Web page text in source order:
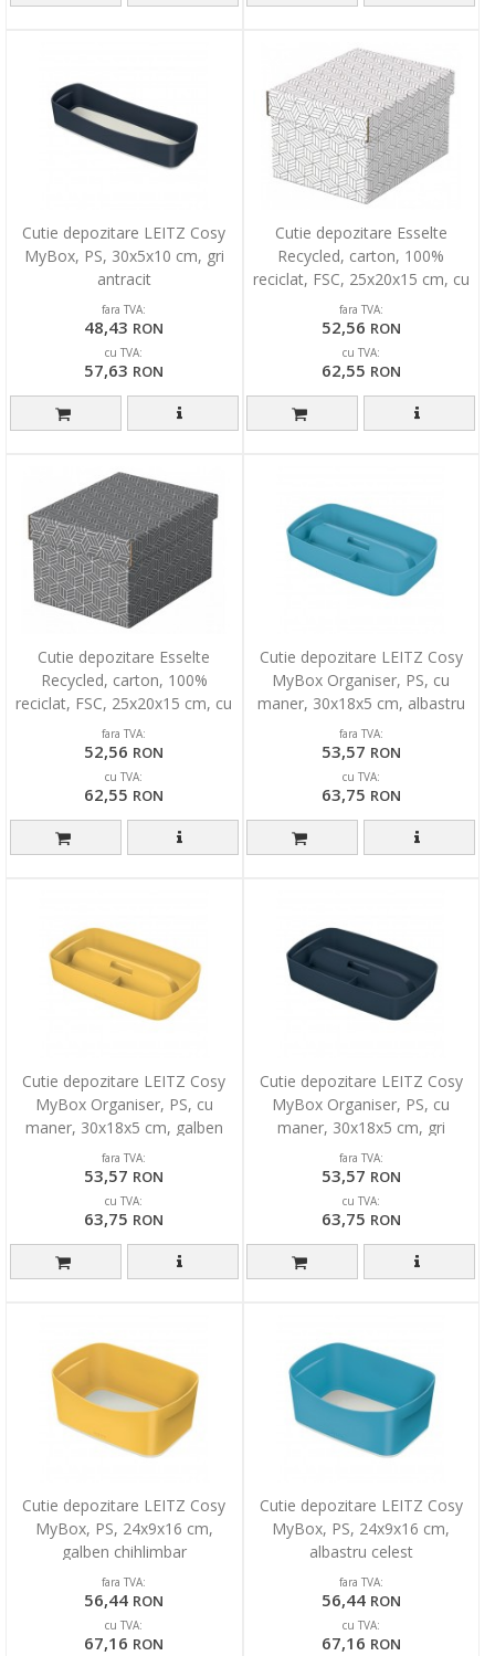
Cutie depozitare LEITZ Cosy
MyBox, PS, 30x5x10 cm, gri
antracit
fara TVA:
48,43 RON
cu TVA:
57,63 RON
Cutie depozitare Esselte
Recycled, carton, 100%
reciclat, FSC, 25x20x15 cm, cu
capac, 3 buc/set, alb
fara TVA:
52,56 RON
cu TVA:
62,55 RON
Cutie depozitare Esselte
Recycled, carton, 100%
reciclat, FSC, 25x20x15 cm, cu
capac, 3 buc/set, gri
fara TVA:
52,56 RON
cu TVA:
62,55 RON
Cutie depozitare LEITZ Cosy
MyBox Organiser, PS, cu
maner, 30x18x5 cm, albastru
celest
fara TVA:
53,57 RON
cu TVA:
63,75 RON
Cutie depozitare LEITZ Cosy
MyBox Organiser, PS, cu
maner, 30x18x5 cm, galben
chihlimbar
fara TVA:
53,57 RON
cu TVA:
63,75 RON
Cutie depozitare LEITZ Cosy
MyBox Organiser, PS, cu
maner, 30x18x5 cm, gri
antracit
fara TVA:
53,57 RON
cu TVA:
63,75 RON
Cutie depozitare LEITZ Cosy
MyBox, PS, 24x9x16 cm,
galben chihlimbar
fara TVA:
56,44 RON
cu TVA:
67,16 RON
Cutie depozitare LEITZ Cosy
MyBox, PS, 24x9x16 cm,
albastru celest
fara TVA:
56,44 RON
cu TVA:
67,16 RON